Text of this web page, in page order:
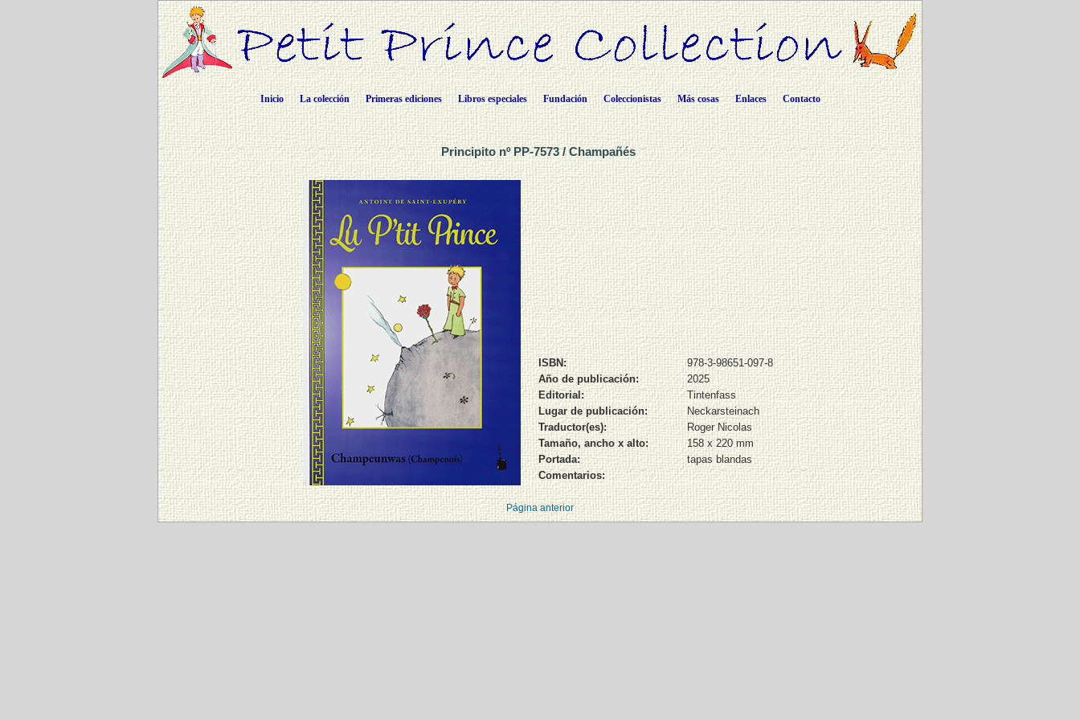
Inicio La colección Primeras ediciones Libros especiales Fundación Coleccionistas Más cosas Enlaces Contacto
Principito nº PP-7573 / Champañés
ISBN:
978-3-98651-097-8
Año de publicación:
2025
Editorial:
Tintenfass
Lugar de publicación:
Neckarsteinach
Traductor(es):
Roger Nicolas
Tamaño, ancho x alto:
158 x 220 mm
Portada:
tapas blandas
Comentarios:
Página anterior